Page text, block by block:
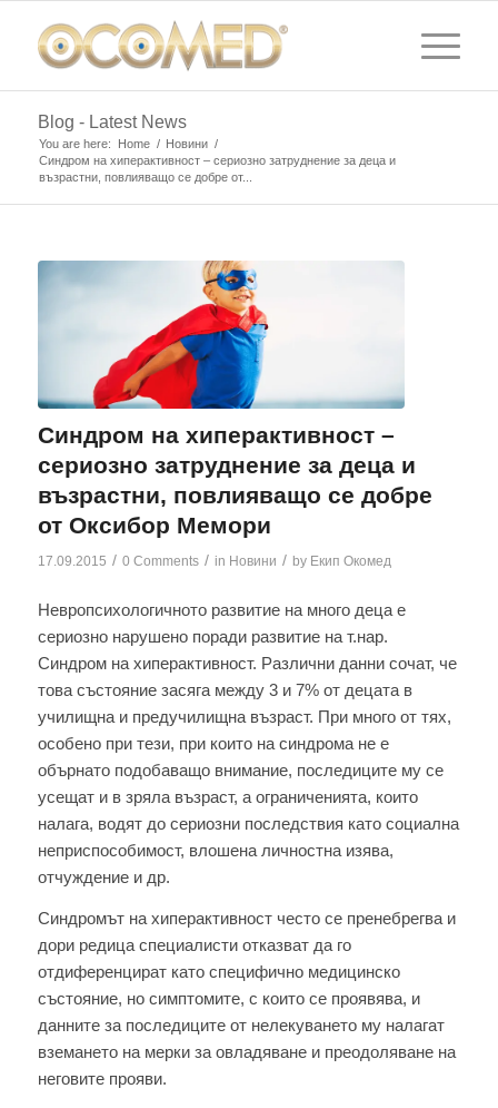
Blog - Latest News
You are here: Home / Новини /
Синдром на хиперактивност – сериозно затруднение за деца и
възрастни, повлияващо се добре от...
Синдром на хиперактивност –
сериозно затруднение за деца и
възрастни, повлияващо се добре
от Оксибор Мемори
17.09.2015 / 0 Comments / in Новини / by Екип Окомед
Невропсихологичното развитие на много деца е
сериозно нарушено поради развитие на т.нар.
Синдром на хиперактивност. Различни данни сочат, че
това състояние засяга между 3 и 7% от децата в
училищна и предучилищна възраст. При много от тях,
особено при тези, при които на синдрома не е
обърнато подобаващо внимание, последиците му се
усещат и в зряла възраст, а ограниченията, които
налага, водят до сериозни последствия като социална
неприспособимост, влошена личностна изява,
отчуждение и др.
Синдромът на хиперактивност често се пренебрегва и
дори редица специалисти отказват да го
отдиференцират като специфично медицинско
състояние, но симптомите, с които се проявява, и
данните за последиците от нелекуването му налагат
вземането на мерки за овладяване и преодоляване на
неговите прояви.